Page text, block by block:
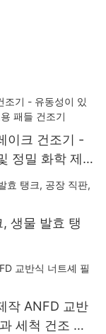
이크 건조기 -
정밀 화학 제품
생물 발효 탱
작 ANFD 교반
세척 건조 장